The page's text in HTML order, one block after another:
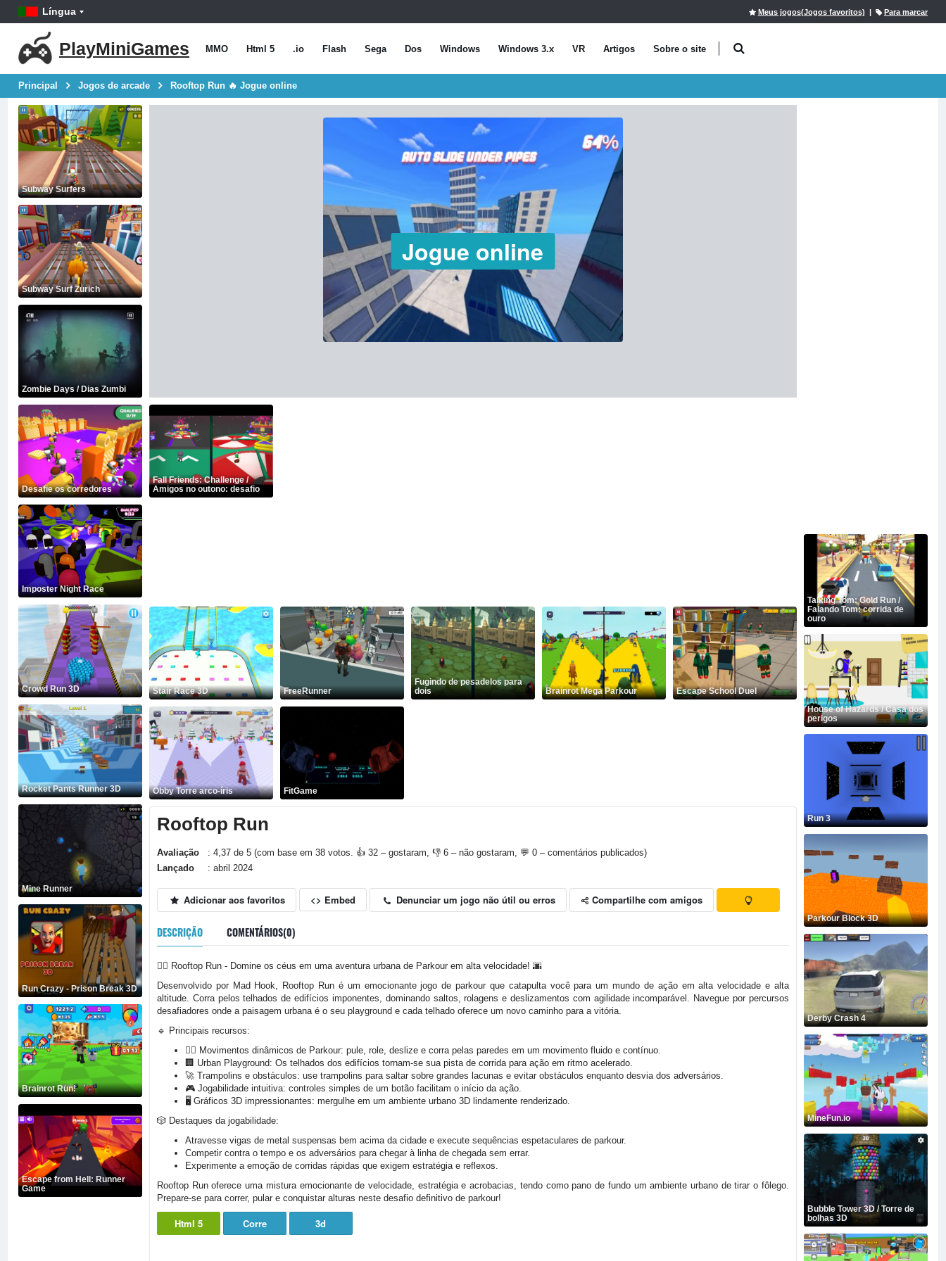
Língua Meus jogos(Jogos favoritos) | Para marcar
PlayMiniGames MMO Html 5 .io Flash Sega Dos Windows Windows 3.x VR Artigos Sobre o site
Principal Jogos de arcade Rooftop Run 🔥 Jogue online
Subway Surfers
Subway Surf Zurich
Zombie Days / Dias Zumbi
Desafie os corredores
Imposter Night Race
Crowd Run 3D
Rocket Pants Runner 3D
Mine Runner
Run Crazy - Prison Break 3D
Brainrot Run!
Escape from Hell: Runner
Game
Jogue online
Fall Friends: Challenge /
Amigos no outono: desafio
Stair Race 3D FreeRunner
Fugindo de pesadelos para
dois
Brainrot Mega Parkour Escape School Duel
Obby Torre arco-íris FitGame
Rooftop Run
Avaliação
: 4,37 de 5 (com base em 38 votos. 👍 32 – gostaram, 👎 6 – não gostaram, 💬 0 – comentários publicados)
Lançado
: abril 2024
Adicionar aos favoritos <> Embed Denunciar um jogo não útil ou erros Compartilhe com amigos
DESCRIÇÃO COMENTÁRIOS(0)
🏃‍♂️ Rooftop Run - Domine os céus em uma aventura urbana de Parkour em alta velocidade! 🌆
Desenvolvido por Mad Hook, Rooftop Run é um emocionante jogo de parkour que catapulta você para um mundo de ação em alta velocidade e alta
altitude. Corra pelos telhados de edifícios imponentes, dominando saltos, rolagens e deslizamentos com agilidade incomparável. Navegue por percursos
desafiadores onde a paisagem urbana é o seu playground e cada telhado oferece um novo caminho para a vitória.
🔹 Principais recursos:
🤸‍♂️ Movimentos dinâmicos de Parkour: pule, role, deslize e corra pelas paredes em um movimento fluido e contínuo.
🏢 Urban Playground: Os telhados dos edifícios tornam-se sua pista de corrida para ação em ritmo acelerado.
🚀 Trampolins e obstáculos: use trampolins para saltar sobre grandes lacunas e evitar obstáculos enquanto desvia dos adversários.
🎮 Jogabilidade intuitiva: controles simples de um botão facilitam o início da ação.
🖥️ Gráficos 3D impressionantes: mergulhe em um ambiente urbano 3D lindamente renderizado.
🎲 Destaques da jogabilidade:
Atravesse vigas de metal suspensas bem acima da cidade e execute sequências espetaculares de parkour.
Competir contra o tempo e os adversários para chegar à linha de chegada sem errar.
Experimente a emoção de corridas rápidas que exigem estratégia e reflexos.
Rooftop Run oferece uma mistura emocionante de velocidade, estratégia e acrobacias, tendo como pano de fundo um ambiente urbano de tirar o fôlego.
Prepare-se para correr, pular e conquistar alturas neste desafio definitivo de parkour!
Html 5 Corre 3d
Talking Tom: Gold Run /
Falando Tom: corrida de
ouro
House of Hazards / Casa dos
perigos
Run 3
Parkour Block 3D
Derby Crash 4
MineFun.io
Bubble Tower 3D / Torre de
bolhas 3D